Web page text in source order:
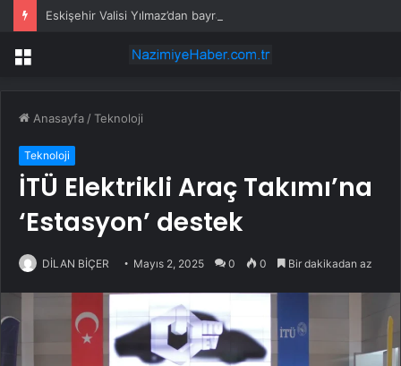
Menü
Anasayfa /Teknoloji
Teknoloji
İTÜ Elektrikli Araç Takımı’na
‘Estasyon’ destek
DİLAN BİÇER Mayıs 2, 2025 0 0 Bir dakikadan az